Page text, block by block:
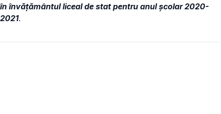
în învăţământul liceal de stat pentru anul şcolar 2020-
2021.